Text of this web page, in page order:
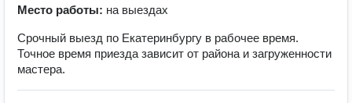
Место работы: на выездах
Срочный выезд по Екатеринбургу в рабочее время.
Точное время приезда зависит от района и загруженности
мастера.